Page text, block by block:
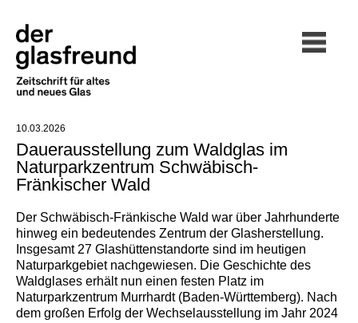
10.03.2026
Dauerausstellung zum Waldglas im
Naturparkzentrum Schwäbisch-
Fränkischer Wald
Der Schwäbisch-Fränkische Wald war über Jahrhunderte
hinweg ein bedeutendes Zentrum der Glasherstellung.
Insgesamt 27 Glashüttenstandorte sind im heutigen
Naturparkgebiet nachgewiesen. Die Geschichte des
Waldglases erhält nun einen festen Platz im
Naturparkzentrum Murrhardt (Baden-Württemberg). Nach
dem großen Erfolg der Wechselausstellung im Jahr 2024